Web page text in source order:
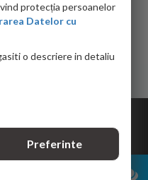
protecția persoanelor
Datelor cu
o descriere in detaliu
Preferinte